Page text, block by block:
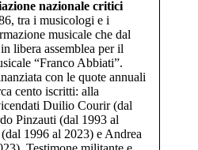
nazionale critici
tra i musicologi e i
musicale che dal
libera assemblea per il
“Franco Abbiati”.
con le quote annuali
cento iscritti: alla
Duilio Courir (dal
Pinzauti (dal 1993 al
1996 al 2023) e Andrea